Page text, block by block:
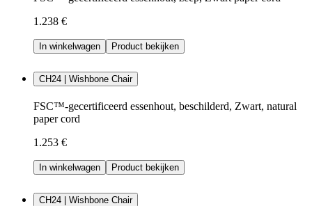
1.238 €
In winkelwagen Product bekijken
CH24 | Wishbone Chair
FSC™-gecertificeerd essenhout, beschilderd, Zwart, natural
paper cord
1.253 €
In winkelwagen Product bekijken
CH24 | Wishbone Chair